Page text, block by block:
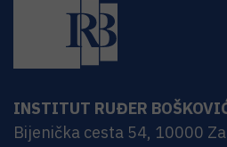
INSTITUT RUĐER
Bijenička cesta 54, 10000